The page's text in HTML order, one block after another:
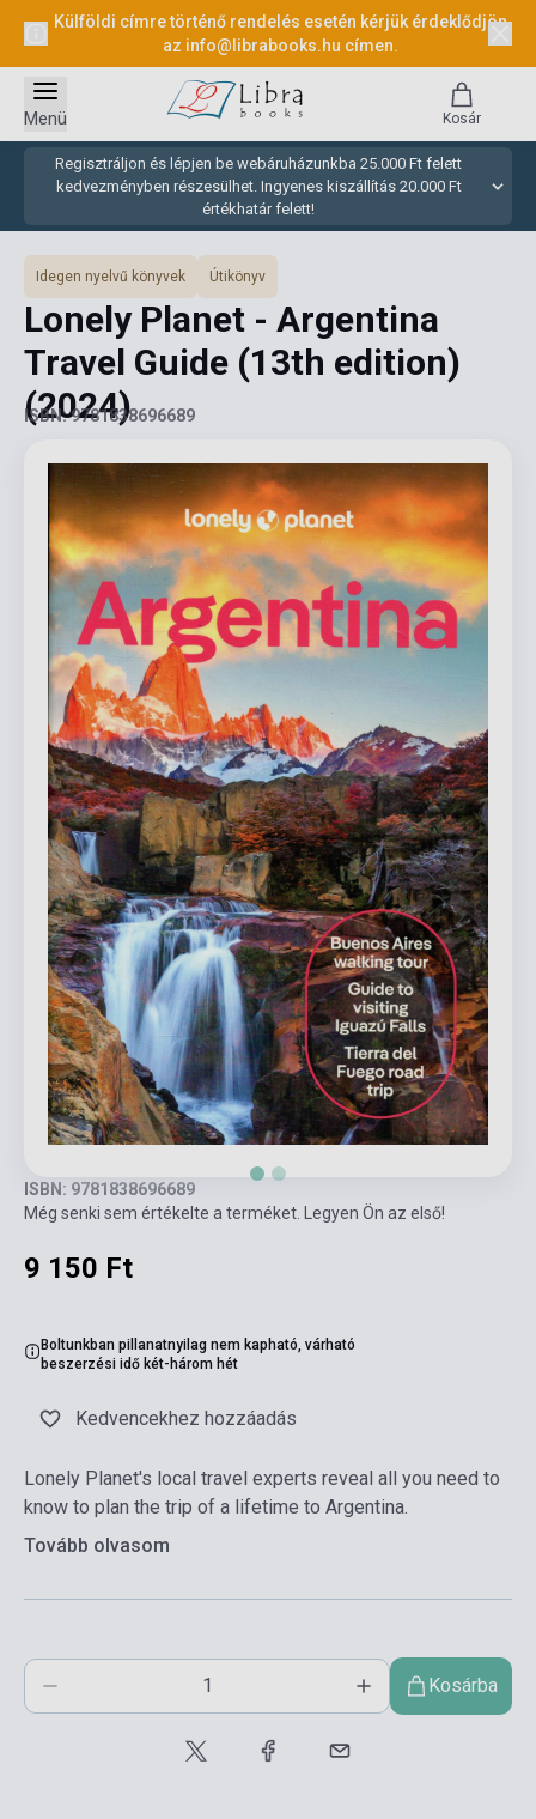
Külföldi címre történő rendelés esetén kérjük érdeklődjön
az info@librabooks.hu címen.
Regisztráljon és lépjen be webáruházunkba 25.000 Ft felett
kedvezményben részesülhet. Ingyenes kiszállítás 20.000 Ft
értékhatár felett!
Menü Kosár
Idegen nyelvű könyvek Útikönyv
Lonely Planet - Argentina
Travel Guide (13th edition)
(2024)
ISBN: 9781838696689
ISBN: 9781838696689
Még senki sem értékelte a terméket. Legyen Ön az első!
9 150 Ft
Boltunkban pillanatnyilag nem kapható, várható
beszerzési idő két-három hét
Kedvencekhez hozzáadás
Lonely Planet's local travel experts reveal all you need to
know to plan the trip of a lifetime to Argentina.
Tovább olvasom
Kosárba